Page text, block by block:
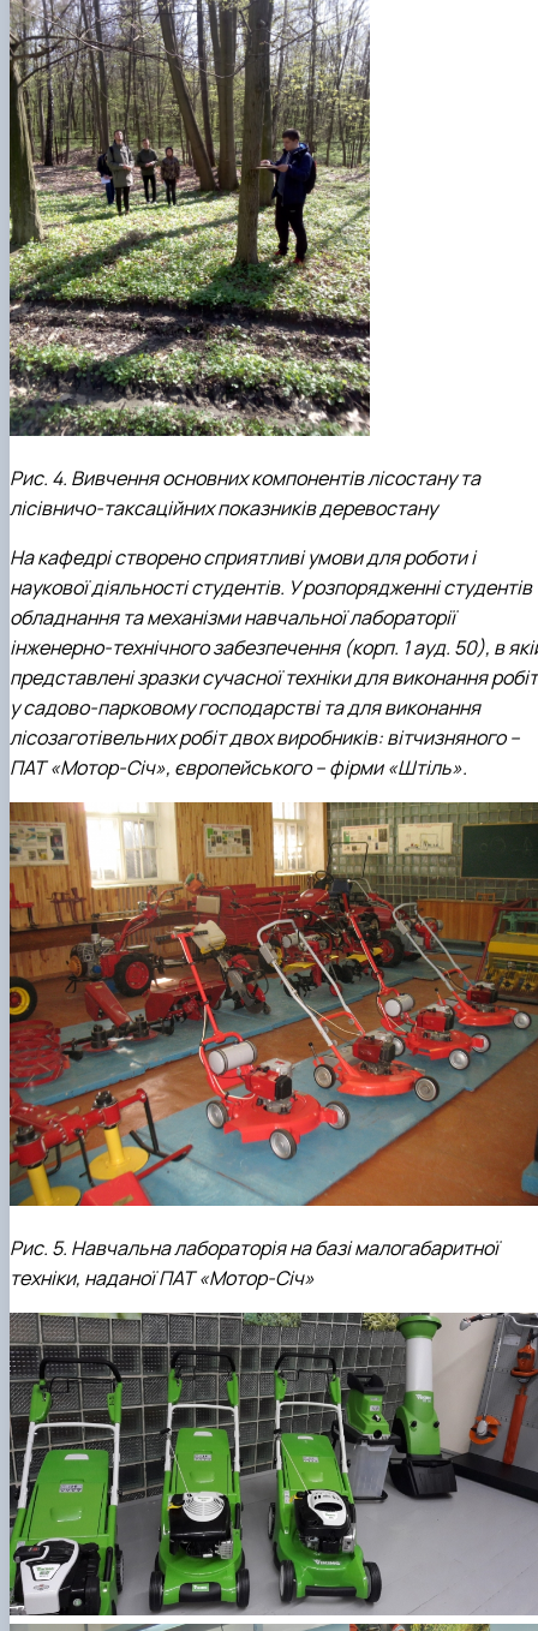
Рис. 4. Вивчення основних компонентів лісостану та
лісівничо-таксаційних показників деревостану
На кафедрі створено сприятливі умови для роботи і
наукової діяльності студентів. У розпорядженні студентів
обладнання та механізми навчальної лабораторії
інженерно-технічного забезпечення (корп. 1 ауд. 50), в
представлені зразки сучасної техніки для виконання робіт
у садово-парковому господарстві та для виконання
лісозаготівельних робіт двох виробників: вітчизняного –
ПАТ «Мотор-Січ», європейського – фірми «Штіль».
Рис. 5. Навчальна лабораторія на базі малогабаритної
техніки, наданої ПАТ «Мотор-Січ»